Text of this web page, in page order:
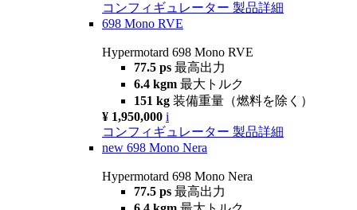
コンフィギュレーター 製品詳細
698 Mono RVE
Hypermotard 698 Mono RVE
77.5 ps 最高出力
6.4 kgm 最大トルク
151 kg 装備重量（燃料を除く）
¥ 1,950,000 i
コンフィギュレーター 製品詳細
new 698 Mono Nera
Hypermotard 698 Mono Nera
77.5 ps 最高出力